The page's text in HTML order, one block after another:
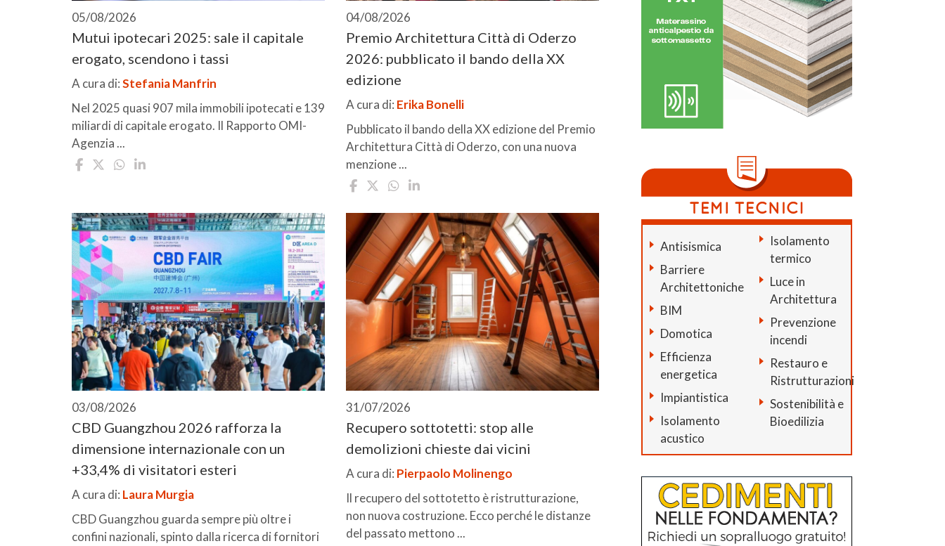
05/08/2026
Mutui ipotecari 2025: sale il capitale
erogato, scendono i tassi
A cura di:Stefania Manfrin
Nel 2025 quasi 907 mila immobili ipotecati e 139
miliardi di capitale erogato. Il Rapporto OMI-
Agenzia ...
04/08/2026
Premio Architettura Città di Oderzo
2026: pubblicato il bando della XX
edizione
A cura di: Erika Bonelli
Pubblicato il bando della XX edizione del Premio
Architettura Città di Oderzo, con una nuova
menzione ...
03/08/2026
CBD Guangzhou 2026 rafforza la
dimensione internazionale con un
+33,4% di visitatori esteri
A cura di: Laura Murgia
CBD Guangzhou guarda sempre più oltre i
confini nazionali, spinto dalla ricerca di fornitori
31/07/2026
Recupero sottotetti: stop alle
demolizioni chieste dai vicini
A cura di: Pierpaolo Molinengo
Il recupero del sottotetto è ristrutturazione,
non nuova costruzione. Ecco perché le distanze
del passato mettono ...
Antisismica
Barriere
Architettoniche
BIM
Domotica
Efficienza
energetica
Impiantistica
Isolamento
acustico
Isolamento
termico
Luce in
Architettura
Prevenzione
incendi
Restauro e
Ristrutturazioni
Sostenibilità e
Bioedilizia